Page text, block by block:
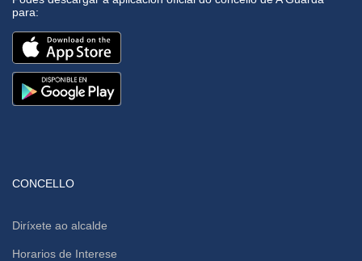
para:
CONCELLO
Diríxete ao alcalde
Horarios de Interese